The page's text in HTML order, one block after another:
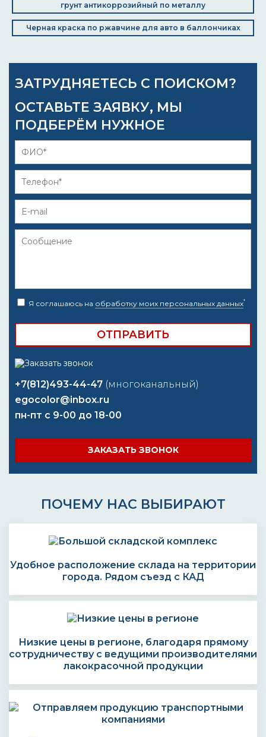
грунт антикоррозийный по металлу
Черная краска по ржавчине для авто в баллончиках
ЗАТРУДНЯЕТЕСЬ С ПОИСКОМ?
ОСТАВЬТЕ ЗАЯВКУ, МЫ
ПОДБЕРЁМ НУЖНОЕ
Я соглашаюсь на обработку моих персональных данных*
+7(812)493-44-47 (многоканальный)
egocolor@inbox.ru
пн-пт с 9-00 до 18-00
ЗАКАЗАТЬ ЗВОНОК
ПОЧЕМУ НАС ВЫБИРАЮТ
Удобное расположение склада на территории
города. Рядом съезд с КАД
Низкие цены в регионе, благодаря прямому
сотрудничеству с ведущими производителями
лакокрасочной продукции